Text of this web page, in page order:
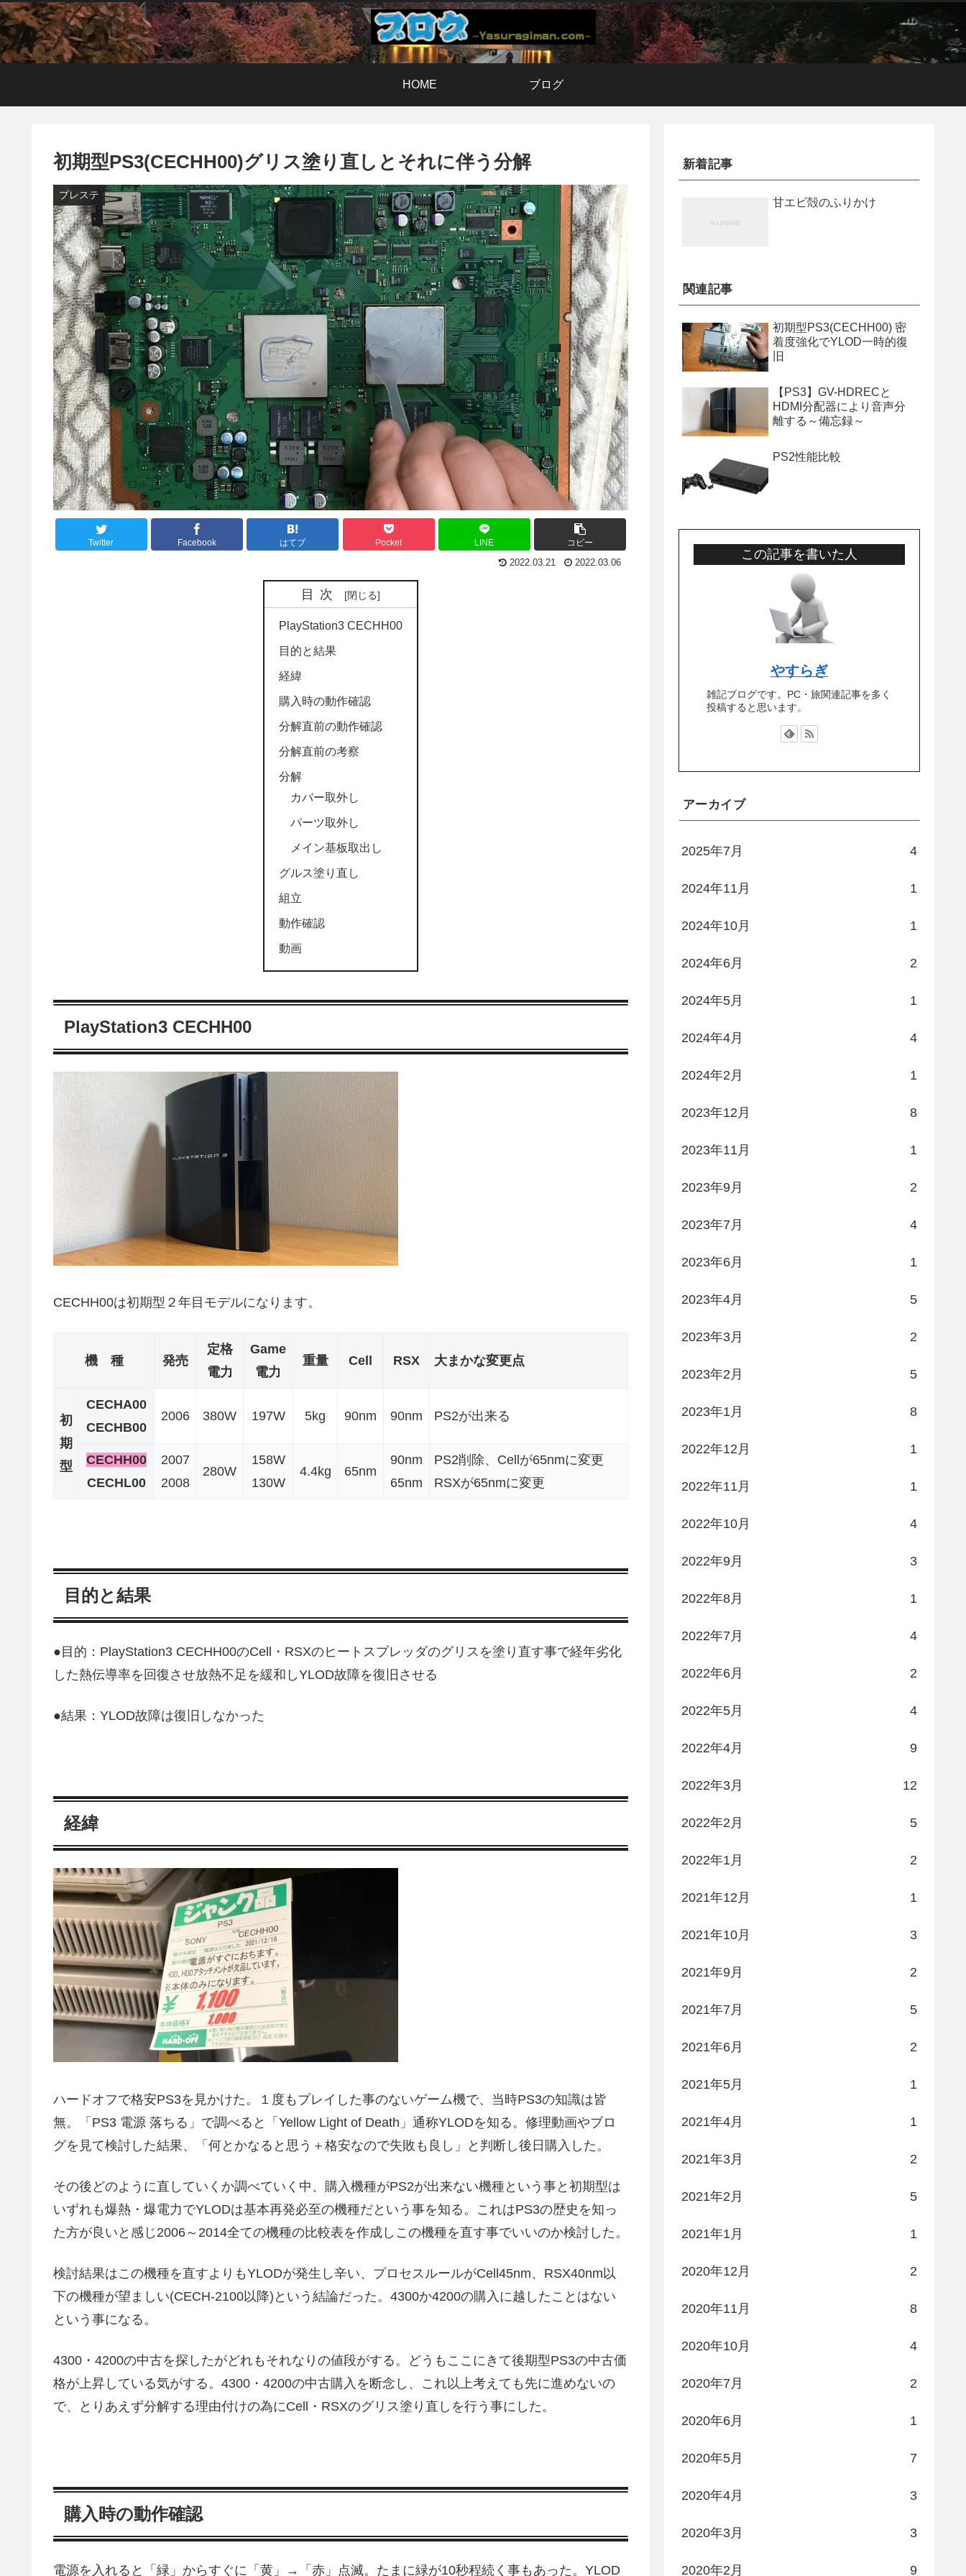
HOME ブログ
初期型PS3(CECHH00)グリス塗り直しとそれに伴う分解
プレステ
Twitter Facebook はてブ Pocket LINE コピー
2022.03.21 2022.03.06
目次
PlayStation3 CECHH00
目的と結果
経緯
購入時の動作確認
分解直前の動作確認
分解直前の考察
分解
カバー取外し
パーツ取外し
メイン基板取出し
グルス塗り直し
組立
動作確認
動画
PlayStation3 CECHH00
CECHH00は初期型２年目モデルになります。
機 種 発売
定格
電力
Game
電力
重量 Cell RSX 大まかな変更点
初
期
型
CECHA00
CECHB00
2006 380W 197W 5kg 90nm 90nm PS2が出来る
CECHH00
CECHL00
2007
2008
280W
158W
130W
4.4kg 65nm
90nm
65nm
PS2削除、Cellが65nmに変更
RSXが65nmに変更
目的と結果
●目的：PlayStation3 CECHH00のCell・RSXのヒートスプレッダのグリスを塗り直す事で経年劣化
した熱伝導率を回復させ放熱不足を緩和しYLOD故障を復旧させる
●結果：YLOD故障は復旧しなかった
経緯
ハードオフで格安PS3を見かけた。１度もプレイした事のないゲーム機で、当時PS3の知識は皆
無。「PS3 電源 落ちる」で調べると「Yellow Light of Death」通称YLODを知る。修理動画やブロ
グを見て検討した結果、「何とかなると思う＋格安なので失敗も良し」と判断し後日購入した。
その後どのように直していくか調べていく中、購入機種がPS2が出来ない機種という事と初期型は
いずれも爆熱・爆電力でYLODは基本再発必至の機種だという事を知る。これはPS3の歴史を知っ
た方が良いと感じ2006～2014全ての機種の比較表を作成しこの機種を直す事でいいのか検討した。
検討結果はこの機種を直すよりもYLODが発生し辛い、プロセスルールがCell45nm、RSX40nm以
下の機種が望ましい(CECH-2100以降)という結論だった。4300か4200の購入に越したことはない
という事になる。
4300・4200の中古を探したがどれもそれなりの値段がする。どうもここにきて後期型PS3の中古価
格が上昇している気がする。4300・4200の中古購入を断念し、これ以上考えても先に進めないの
で、とりあえず分解する理由付けの為にCell・RSXのグリス塗り直しを行う事にした。
購入時の動作確認
電源を入れると「緑」からすぐに「黄」→「赤」点滅。たまに緑が10秒程続く事もあった。YLOD
新着記事
甘エビ殻のふりかけ
関連記事
初期型PS3(CECHH00) 密
着度強化でYLOD一時的復
旧
【PS3】GV-HDRECと
HDMI分配器により音声分
離する～備忘録～
PS2性能比較
この記事を書いた人
やすらぎ
雑記ブログです。PC・旅関連記事を多く
投稿すると思います。
アーカイブ
2025年7月 4
2024年11月 1
2024年10月 1
2024年6月 2
2024年5月 1
2024年4月 4
2024年2月 1
2023年12月 8
2023年11月 1
2023年9月 2
2023年7月 4
2023年6月 1
2023年4月 5
2023年3月 2
2023年2月 5
2023年1月 8
2022年12月 1
2022年11月 1
2022年10月 4
2022年9月 3
2022年8月 1
2022年7月 4
2022年6月 2
2022年5月 4
2022年4月 9
2022年3月 12
2022年2月 5
2022年1月 2
2021年12月 1
2021年10月 3
2021年9月 2
2021年7月 5
2021年6月 2
2021年5月 1
2021年4月 1
2021年3月 2
2021年2月 5
2021年1月 1
2020年12月 2
2020年11月 8
2020年10月 4
2020年7月 2
2020年6月 1
2020年5月 7
2020年4月 3
2020年3月 3
2020年2月 9